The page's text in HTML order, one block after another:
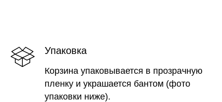
Упаковка
Корзина упаковывается в прозрачную
пленку и украшается бантом (фото
упаковки ниже).